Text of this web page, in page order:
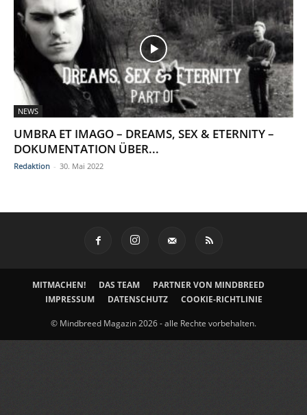
NEWS
UMBRA ET IMAGO – DREAMS, SEX & ETERNITY –
DOKUMENTATION ÜBER...
Redaktion - 30. Mai 2022
MITMACHEN! DAS TEAM
PARTNER VON MINDBREED
IMPRESSUM
DATENSCHUTZ COOKIE-RICHTLINIE
© Mindbreed Magazin 2026 - alle Rechte vorbehalten.